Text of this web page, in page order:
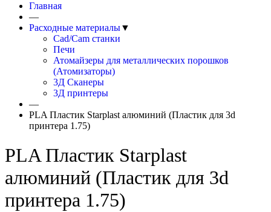
Главная
—
Расходные материалы▼
Cad/Cam станки
Печи
Атомайзеры для металлических порошков
(Атомизаторы)
3Д Сканеры
3Д принтеры
—
PLA Пластик Starplast алюминий (Пластик для 3d
принтера 1.75)
PLA Пластик Starplast
алюминий (Пластик для 3d
принтера 1.75)